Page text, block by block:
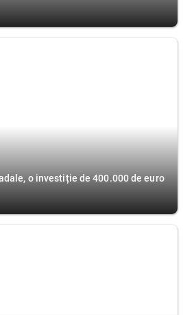
o investiție de 400.000 de euro